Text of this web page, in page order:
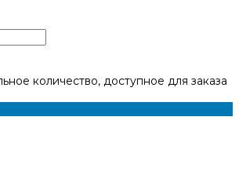
количество, доступное для заказа